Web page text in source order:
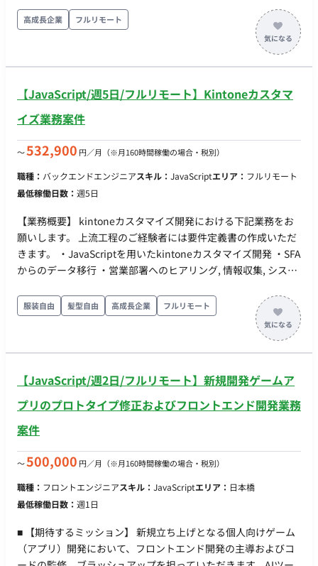
実際に顧客の業務が「楽になる」部分を担当できるので、顧客
内での成果が目に見えやすく、自身のやりがいにも繋がりま
す。 ・チームは立ち上げから間もないため、チーム体制構築や
仕組みづくりにも携わることができるフェーズです。 ・高卒1
いフェアな環境でチャレンジできます。
頼が集中する傾向にある ●新規ページ作成（複製等が多い）
12月に10件程度のコラム記事の反映（作業時間：1記事
0.5~1時間）を予定している（10月〜の継続業務） ●WEBCASを
用いたフォームの作成・修正 ●GTMの設置、GA4でのSEO分析
月）＞ ●初旬 ロゴ差し替え 1h バナー設置 2h
WEBcasの設定、質問への回答 2h 固定ページの数値変更
して動画追加、JSで動的な動きを設定）28h コラム記事の
製と計測用タグの設定 10h LPの複製 3h マイクロCMS
導入に関するMTG 1h ●月を通して メールの作成、ヒアリン
高成長企業 フルリモート
【JavaScript/週5日/フルリモート】Kintoneカスタマ
イズ業務案件
〜532,900 円／月 （※月160時間稼働の場合・税別）
職種： バックエンドエンジニアスキル： JavaScriptエリア： フルリモート
最低稼働日数： 週5日
【業務概要】 kintoneカスタマイズ開発における下記業務をお
願いします。 上流工程のご経験者には要件定義書の作成いただ
きます。 ・JavaScriptを用いたkintoneカスタマイズ開発 ・SFA
からのデータ移行 ・営業部署へのヒアリング, 情報収集, システ
周知・改善等 ・各部署からの質問・改修依頼への回答（費用対
効果調査） ・ステークホルダーマップ（相関図）の作成及び関
ネージャー：1名 ・開発担当：2名 ◆主な開発環境・ツール◆
ョンツール：Slack・Notion ・ソースコード・バージョン管
理：Git
服装自由 髪型自由 高成長企業 フルリモート
【JavaScript/週2日/フルリモート】新規開発ゲームア
プリのプロトタイプ修正およびフロントエンド開発業務
案件
〜500,000 円／月 （※月160時間稼働の場合・税別）
職種： フロントエンジニアスキル： JavaScriptエリア： 日本橋
最低稼働日数： 週1日
■ 【期待するミッション】 新規立ち上げとなる個人向けゲーム
（アプリ）開発において、フロントエンド開発の主導およびコ